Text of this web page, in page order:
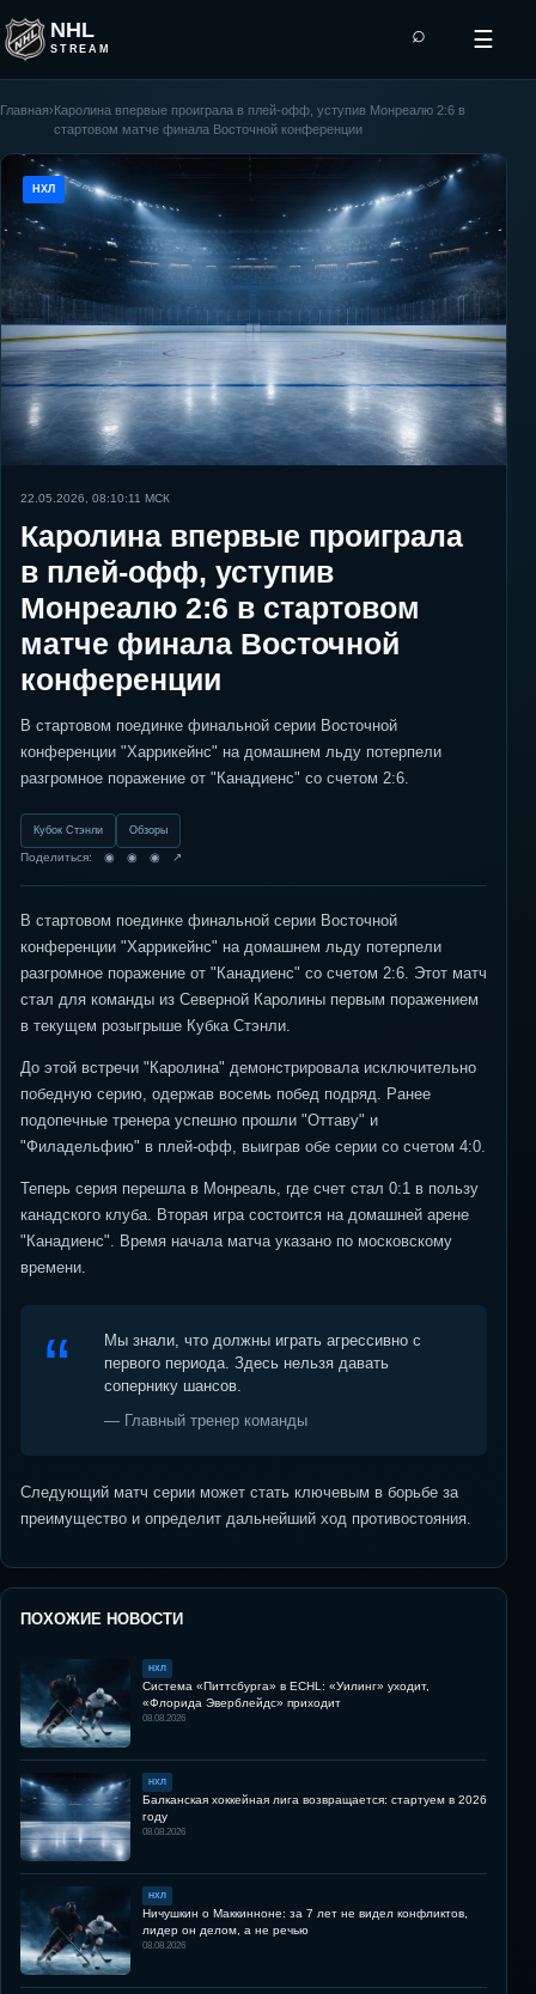
NHL
STREAM
⌕ ☰
Главная›Каролина впервые проиграла в плей-офф, уступив Монреалю 2:6 в
стартовом матче финала Восточной конференции
НХЛ
22.05.2026, 08:10:11 МСК
Каролина впервые проиграла
в плей-офф, уступив
Монреалю 2:6 в стартовом
матче финала Восточной
конференции
В стартовом поединке финальной серии Восточной
конференции "Харрикейнс" на домашнем льду потерпели
разгромное поражение от "Канадиенс" со счетом 2:6.
Кубок Стэнли Обзоры
Поделиться: ◉ ◉ ◉ ↗
В стартовом поединке финальной серии Восточной
конференции "Харрикейнс" на домашнем льду потерпели
разгромное поражение от "Канадиенс" со счетом 2:6. Этот матч
стал для команды из Северной Каролины первым поражением
в текущем розыгрыше Кубка Стэнли.
До этой встречи "Каролина" демонстрировала исключительно
победную серию, одержав восемь побед подряд. Ранее
подопечные тренера успешно прошли "Оттаву" и
"Филадельфию" в плей-офф, выиграв обе серии со счетом 4:0.
Теперь серия перешла в Монреаль, где счет стал 0:1 в пользу
канадского клуба. Вторая игра состоится на домашней арене
"Канадиенс". Время начала матча указано по московскому
времени.
Мы знали, что должны играть агрессивно с
первого периода. Здесь нельзя давать
сопернику шансов.
— Главный тренер команды
Следующий матч серии может стать ключевым в борьбе за
преимущество и определит дальнейший ход противостояния.
ПОХОЖИЕ НОВОСТИ
НХЛ
Система «Питтсбурга» в ECHL: «Уилинг» уходит,
«Флорида Эверблейдс» приходит
08.08.2026
НХЛ
Балканская хоккейная лига возвращается: стартуем в 2026
году
08.08.2026
НХЛ
Ничушкин о Маккинноне: за 7 лет не видел конфликтов,
лидер он делом, а не речью
08.08.2026